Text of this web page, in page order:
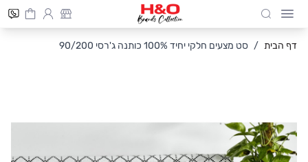
Cart
חיפוש
דף הבית / סט מצעים חלקי יחיד 100% כותנה ג'רסי 90/200